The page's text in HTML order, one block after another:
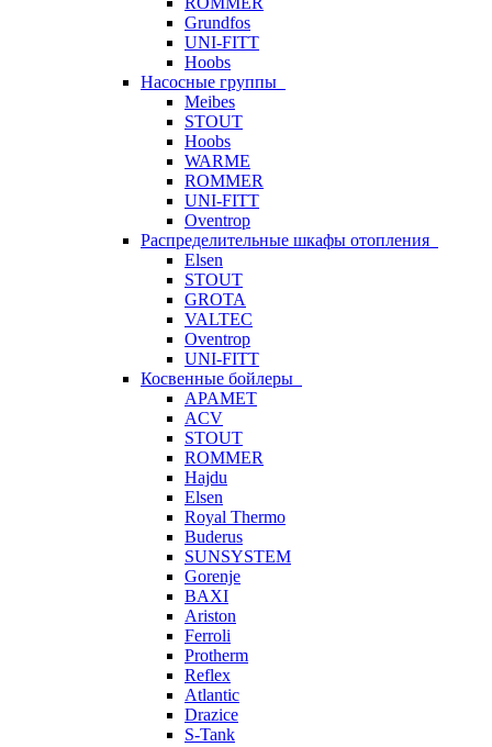
Grundfos
UNI-FITT
Hoobs
Насосные группы
Meibes
STOUT
Hoobs
WARME
ROMMER
UNI-FITT
Oventrop
Распределительные шкафы отопления
Elsen
STOUT
GROTA
VALTEC
Oventrop
UNI-FITT
Косвенные бойлеры
APAMET
ACV
STOUT
ROMMER
Hajdu
Elsen
Royal Thermo
Buderus
SUNSYSTEM
Gorenje
BAXI
Ariston
Ferroli
Protherm
Reflex
Atlantic
Drazice
S-Tank